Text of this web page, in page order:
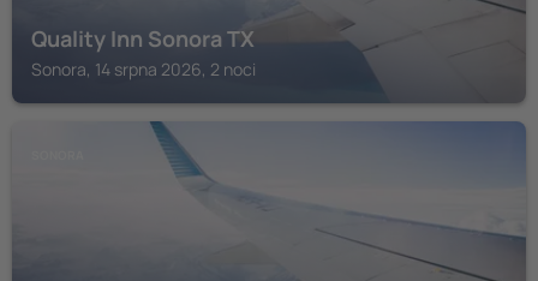
Quality Inn Sonora TX
Sonora, 14 srpna 2026, 2 noci